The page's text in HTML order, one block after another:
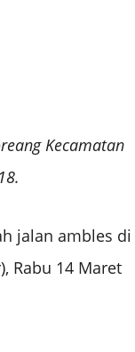
Kecamatan
jalan ambles di
Rabu 14 Maret